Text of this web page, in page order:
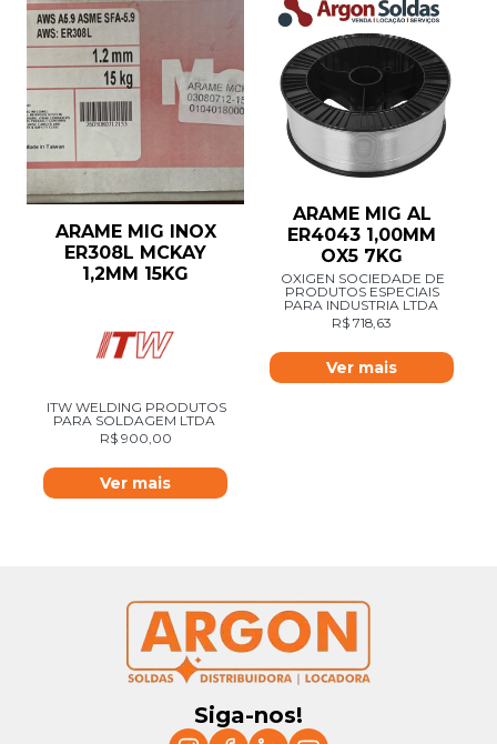
ARAME MIG INOX
ER308L MCKAY
1,2MM 15KG
ITW WELDING PRODUTOS
PARA SOLDAGEM LTDA
R$900,00
Ver mais
ARAME MIG AL
ER4043 1,00MM
OX5 7KG
OXIGEN SOCIEDADE DE
PRODUTOS ESPECIAIS
PARA INDUSTRIA LTDA
R$ 718,63
Ver mais
Siga-nos!